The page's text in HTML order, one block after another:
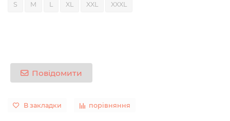
S M L XL XXL XXXL
Повідомити
В закладки порівняння